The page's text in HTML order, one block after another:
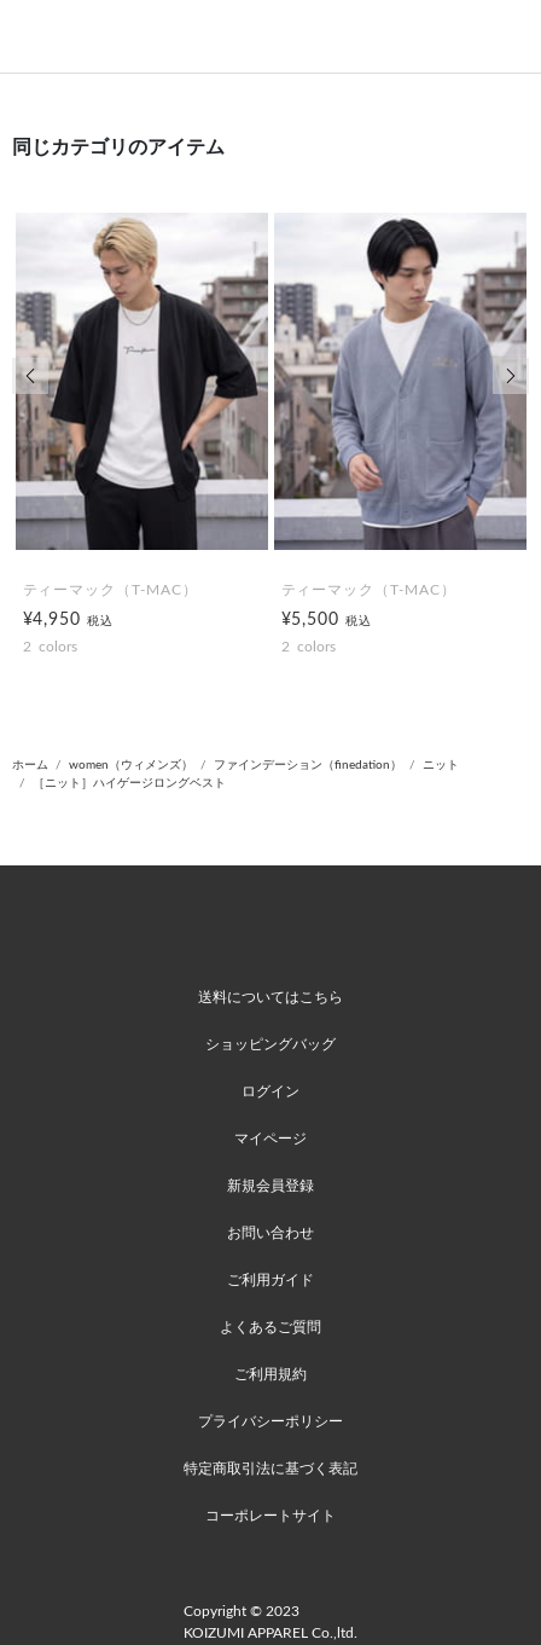
同じカテゴリのアイテム
ティーマック（T-MAC）
¥4,950税込
2 colors
ティーマック（T-MAC）
¥5,500税込
2 colors
前の画像 次
ホーム women（ウィメンズ） ファインデーション（finedation）
ニット
［ニット］ハイゲージロングベスト
送料についてはこちら
ショッピングバッグ
ログイン
マイページ
新規会員登録
お問い合わせ
ご利用ガイド
よくあるご質問
ご利用規約
プライバシーポリシー
特定商取引法に基づく表記
コーポレートサイト
Copyright © 2023
KOIZUMI APPAREL Co.,ltd.